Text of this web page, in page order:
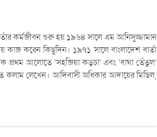
তাঁর কর্মজীবন শুরু হয় ১৯৬৪ সালে এম আনিসুজ্জামান
কাজ করেন কিছুদিন। ১৯৭১ সালে বাংলাদেশ বার্তা
প্রথম আলোতে ‘সহজিয়া কড়চা’ এবং ‘বাঘা তেঁতুল’
কলাম লেখেন। আদিবাসী অধিকার আদায়ের মিছিল,